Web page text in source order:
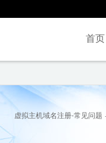
首页
虚拟主机域名注册-常见问题